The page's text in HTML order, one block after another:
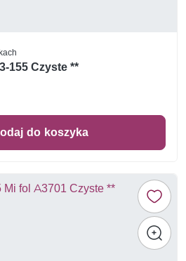
155 Czyste **
do koszyka